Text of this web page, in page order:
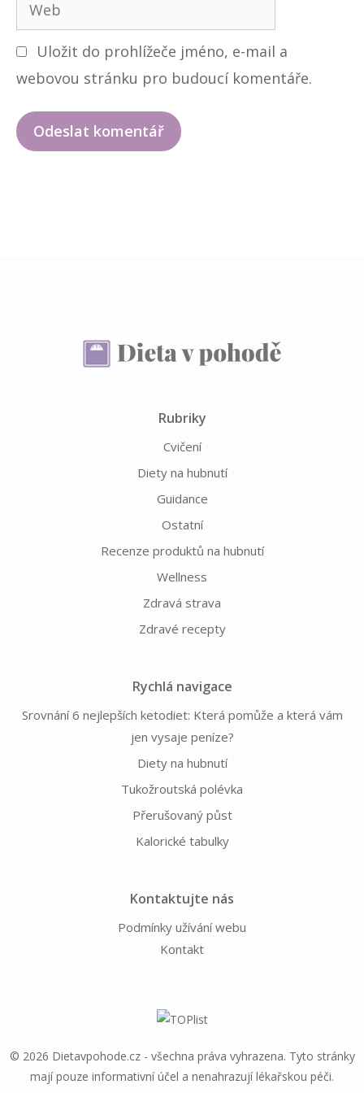
i
l
e
b
Uložit do prohlížeče jméno, e-mail a
webovou stránku pro budoucí komentáře.
Rubriky
Cvičení
Diety na hubnutí
Guidance
Ostatní
Recenze produktů na hubnutí
Wellness
Zdravá strava
Zdravé recepty
Rychlá navigace
Srovnání 6 nejlepších ketodiet: Která pomůže a která vám
jen vysaje peníze?
Diety na hubnutí
Tukožroutská polévka
Přerušovaný půst
Kalorické tabulky
Kontaktujte nás
Podmínky užívání webu
Kontakt
© 2026 Dietavpohode.cz - všechna práva vyhrazena. Tyto stránky
mají pouze informativní účel a nenahrazují lékařskou péči.